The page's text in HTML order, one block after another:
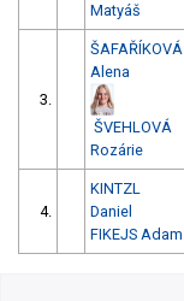
Matyáš
3.
ŠAFAŘÍKOVÁ
Alena
ŠVEHLOVÁ
Rozárie
4.
KINTZL
Daniel
FIKEJS Adam